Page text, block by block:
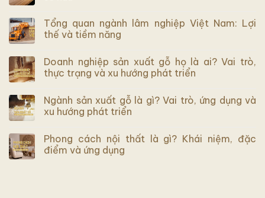
Tổng quan ngành lâm nghiệp Việt Nam: Lợi
thế và tiềm năng
Doanh nghiệp sản xuất gỗ họ là ai? Vai trò,
thực trạng và xu hướng phát triển
Ngành sản xuất gỗ là gì? Vai trò, ứng dụng và
xu hướng phát triển
Phong cách nội thất là gì? Khái niệm, đặc
điểm và ứng dụng